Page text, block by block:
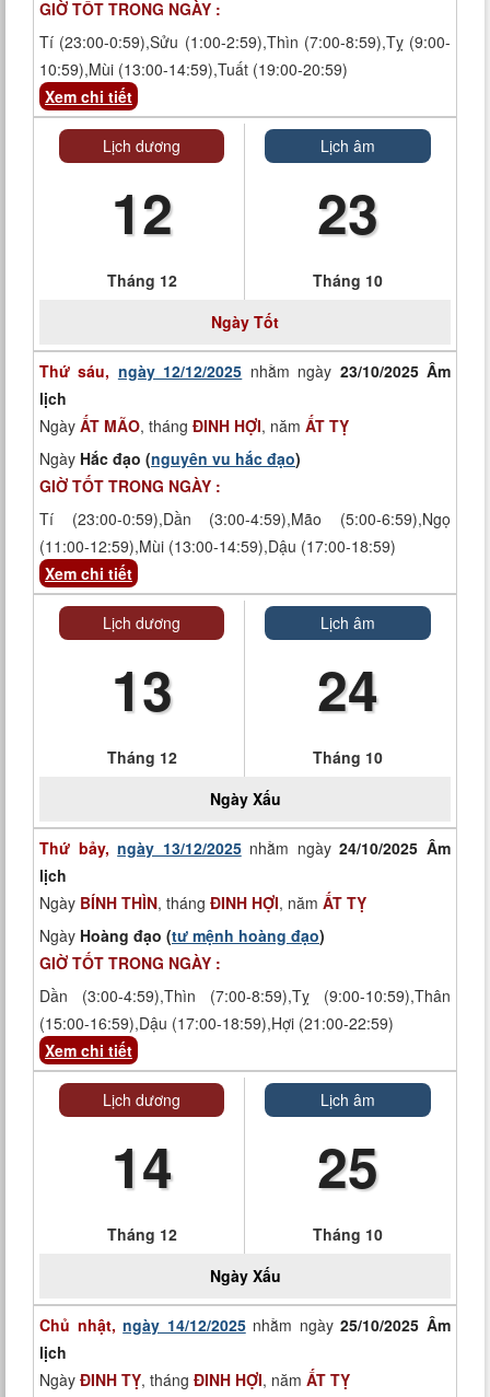
GIỜ TỐT TRONG NGÀY :
Tí (23:00-0:59),Sửu (1:00-2:59),Thìn (7:00-8:59),Tỵ (9:00-
10:59),Mùi (13:00-14:59),Tuất (19:00-20:59)
Xem chi tiết
Lịch dương
12
Tháng 12
Lịch âm
23
Tháng 10
Ngày Tốt
Thứ sáu, ngày 12/12/2025 nhằm ngày 23/10/2025 Âm
lịch
Ngày ẤT MÃO, tháng ĐINH HỢI, năm ẤT TỴ
Ngày Hắc đạo (nguyên vu hắc đạo)
GIỜ TỐT TRONG NGÀY :
Tí (23:00-0:59),Dần (3:00-4:59),Mão (5:00-6:59),Ngọ
(11:00-12:59),Mùi (13:00-14:59),Dậu (17:00-18:59)
Xem chi tiết
Lịch dương
13
Tháng 12
Lịch âm
24
Tháng 10
Ngày Xấu
Thứ bảy,ngày 13/12/2025nhằm ngày24/10/2025 Âm
lịch
Ngày BÍNH THÌN, tháng ĐINH HỢI, năm ẤT TỴ
Ngày Hoàng đạo (tư mệnh hoàng đạo)
GIỜ TỐT TRONG NGÀY :
Dần (3:00-4:59),Thìn (7:00-8:59),Tỵ (9:00-10:59),Thân
(15:00-16:59),Dậu (17:00-18:59),Hợi (21:00-22:59)
Xem chi tiết
Lịch dương
14
Tháng 12
Lịch âm
25
Tháng 10
Ngày Xấu
Chủ nhật,ngày 14/12/2025nhằm ngày25/10/2025 Âm
lịch
Ngày ĐINH TỴ, tháng ĐINH HỢI, năm ẤT TỴ